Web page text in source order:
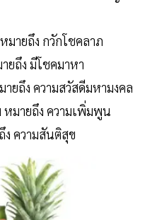
ายถึง กวักโชคลาภ
ถึง มีโชคมาหา
ยถึง ความสวัสดีมหามงคล
มายถึง ความเพิ่มพูน
ความสันติสุข